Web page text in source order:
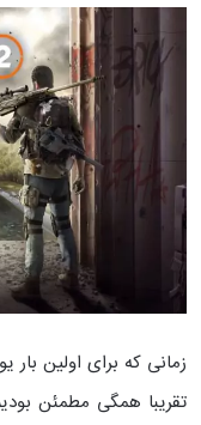
زمانی که برای اولین
تقریبا همگی مطمئن